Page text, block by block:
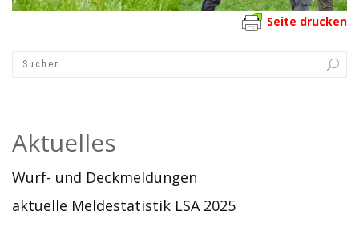
Seite drucken
Aktuelles
Wurf- und Deckmeldungen
aktuelle Meldestatistik LSA 2025